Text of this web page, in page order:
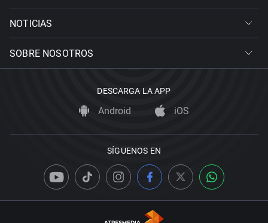
NOTICIAS
SOBRE NOSOTROS
DESCARGA LA APP
Android iOS
SÍGUENOS EN